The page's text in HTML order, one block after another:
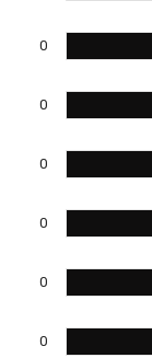
0
0
0
0
0
0